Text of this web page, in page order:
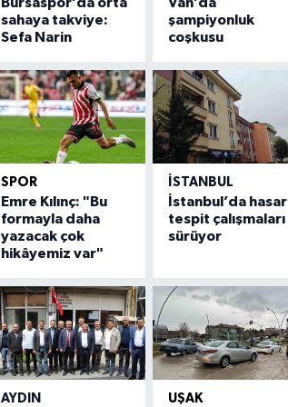
sahaya takviye:
Sefa Narin
şampiyonluk
coşkusu
SPOR
Emre Kılınç: "Bu
formayla daha
yazacak çok
hikâyemiz var"
İSTANBUL
İstanbul’da hasar
tespit çalışmaları
sürüyor
AYDIN UŞAK